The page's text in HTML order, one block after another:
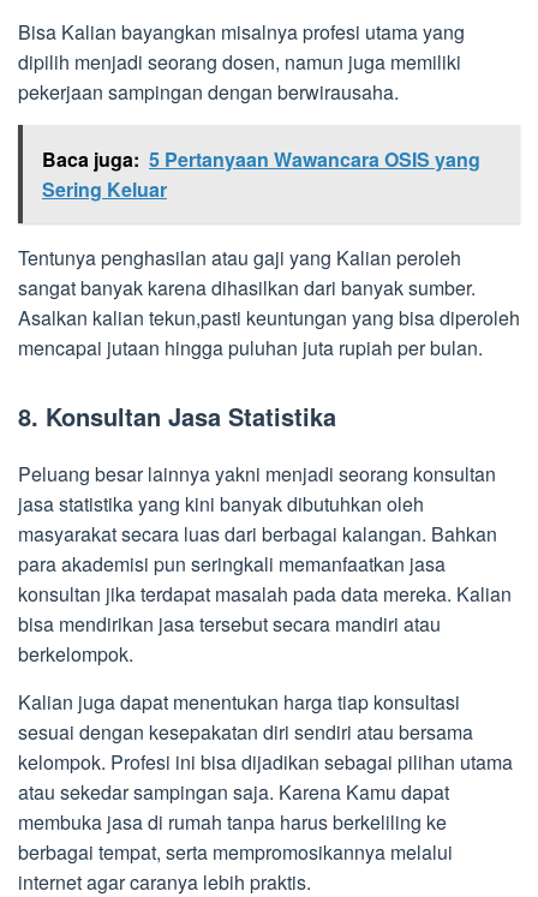
Bisa Kalian bayangkan misalnya profesi utama yang
dipilih menjadi seorang dosen, namun juga memiliki
pekerjaan sampingan dengan berwirausaha.
Baca juga: 5 Pertanyaan Wawancara OSIS yang
Sering Keluar
Tentunya penghasilan atau gaji yang Kalian peroleh
sangat banyak karena dihasilkan dari banyak sumber.
Asalkan kalian tekun,pasti keuntungan yang bisa diperoleh
mencapai jutaan hingga puluhan juta rupiah per bulan.
8. Konsultan Jasa Statistika
Peluang besar lainnya yakni menjadi seorang konsultan
jasa statistika yang kini banyak dibutuhkan oleh
masyarakat secara luas dari berbagai kalangan. Bahkan
para akademisi pun seringkali memanfaatkan jasa
konsultan jika terdapat masalah pada data mereka. Kalian
bisa mendirikan jasa tersebut secara mandiri atau
berkelompok.
Kalian juga dapat menentukan harga tiap konsultasi
sesuai dengan kesepakatan diri sendiri atau bersama
kelompok. Profesi ini bisa dijadikan sebagai pilihan utama
atau sekedar sampingan saja. Karena Kamu dapat
membuka jasa di rumah tanpa harus berkeliling ke
berbagai tempat, serta mempromosikannya melalui
internet agar caranya lebih praktis.